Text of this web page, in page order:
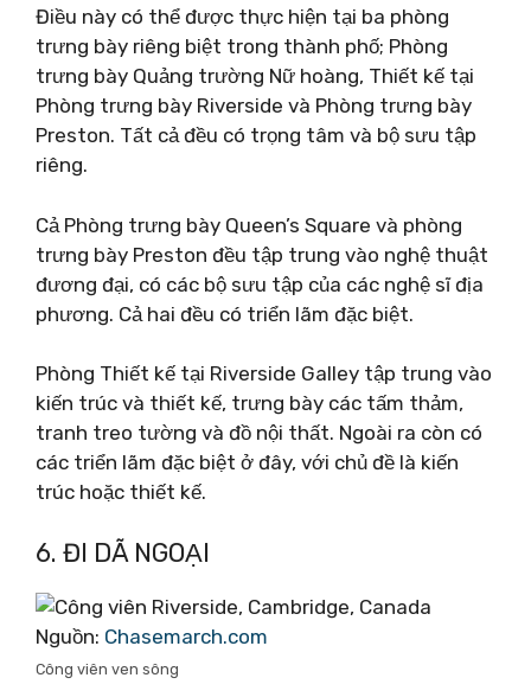
Điều này có thể được thực hiện tại ba phòng
trưng bày riêng biệt trong thành phố; Phòng
trưng bày Quảng trường Nữ hoàng, Thiết kế tại
Phòng trưng bày Riverside và Phòng trưng bày
Preston. Tất cả đều có trọng tâm và bộ sưu tập
riêng.
Cả Phòng trưng bày Queen’s Square và phòng
trưng bày Preston đều tập trung vào nghệ thuật
đương đại, có các bộ sưu tập của các nghệ sĩ địa
phương. Cả hai đều có triển lãm đặc biệt.
Phòng Thiết kế tại Riverside Galley tập trung vào
kiến ​​trúc và thiết kế, trưng bày các tấm thảm,
tranh treo tường và đồ nội thất. Ngoài ra còn có
các triển lãm đặc biệt ở đây, với chủ đề là kiến ​​
trúc hoặc thiết kế.
6. ĐI DÃ NGOẠI
Nguồn: Chasemarch.com
Công viên ven sông